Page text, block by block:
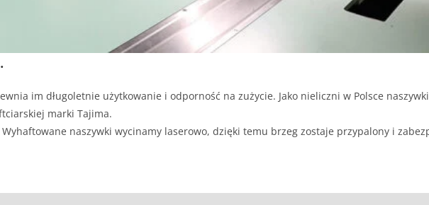
im długoletnie użytkowanie i odporność na zużycie. Jako nieliczni w Polsce naszywki
marki Tajima.
naszywki wycinamy laserowo, dzięki temu brzeg zostaje przypalony i